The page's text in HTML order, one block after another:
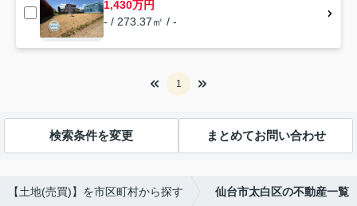
1,430万円
- / 273.37㎡ / -
1
検索条件を変更 まとめてお問い合わせ
【土地(売買)】を市区町村から探す 仙台市太白区の不動産一覧